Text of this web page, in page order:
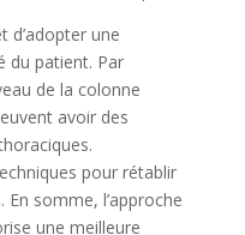
d’adopter une
du patient. Par
de la colonne
avoir des
pour rétablir
somme, l’approche
une meilleure